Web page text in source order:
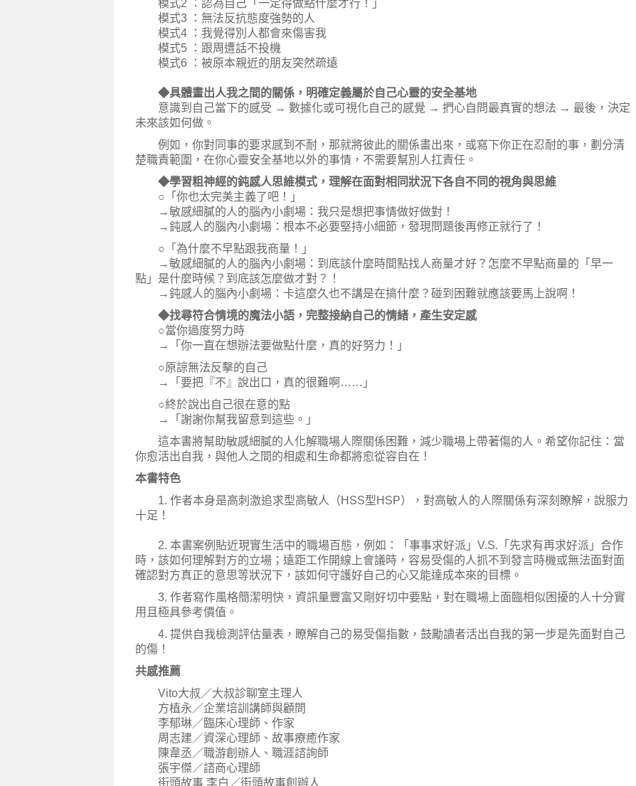
模式2 ：認為自己「一定得做點什麼才行！」
模式3 ：無法反抗態度強勢的人
模式4 ：我覺得別人都會來傷害我
模式5 ：跟周遭話不投機
模式6 ：被原本親近的朋友突然疏遠
◆具體畫出人我之間的關係，明確定義屬於自己心靈的安全基地
意識到自己當下的感受 → 數據化或可視化自己的感覺 → 捫心自問最真實的想法 → 最後，決定
未來該如何做。
例如，你對同事的要求感到不耐，那就將彼此的關係畫出來，或寫下你正在忍耐的事，劃分清
楚職責範圍，在你心靈安全基地以外的事情，不需要幫別人扛責任。
◆學習粗神經的鈍感人思維模式，理解在面對相同狀況下各自不同的視角與思維
○「你也太完美主義了吧！」
→敏感細膩的人的腦內小劇場：我只是想把事情做好做對！
→鈍感人的腦內小劇場：根本不必要堅持小細節，發現問題後再修正就行了！
○「為什麼不早點跟我商量！」
→敏感細膩的人的腦內小劇場：到底該什麼時間點找人商量才好？怎麼不早點商量的「早一
點」是什麼時候？到底該怎麼做才對？！
→鈍感人的腦內小劇場：卡這麼久也不講是在搞什麼？碰到困難就應該要馬上說啊！
◆找尋符合情境的魔法小語，完整接納自己的情緒，產生安定感
○當你過度努力時
→「你一直在想辦法要做點什麼，真的好努力！」
○原諒無法反擊的自己
→「要把『不』說出口，真的很難啊……」
○終於說出自己很在意的點
→「謝謝你幫我留意到這些。」
這本書將幫助敏感細膩的人化解職場人際關係困難，減少職場上帶著傷的人。希望你記住：當
你愈活出自我，與他人之間的相處和生命都將愈從容自在！
本書特色
1. 作者本身是高刺激追求型高敏人（HSS型HSP），對高敏人的人際關係有深刻瞭解，說服力
十足！
2. 本書案例貼近現實生活中的職場百態，例如：「事事求好派」V.S.「先求有再求好派」合作
時，該如何理解對方的立場；遠距工作開線上會議時，容易受傷的人抓不到發言時機或無法面對面
確認對方真正的意思等狀況下，該如何守護好自己的心又能達成本來的目標。
3. 作者寫作風格簡潔明快，資訊量豐富又剛好切中要點，對在職場上面臨相似困擾的人十分實
用且極具參考價值。
4. 提供自我檢測評估量表，瞭解自己的易受傷指數，鼓勵讀者活出自我的第一步是先面對自己
的傷！
共感推薦
Vito大叔／大叔診聊室主理人
方植永／企業培訓講師與顧問
李郁琳／臨床心理師、作家
周志建／資深心理師、故事療癒作家
陳韋丞／職游創辦人、職涯諮詢師
張宇傑／諮商心理師
街頭故事 李白／街頭故事創辦人